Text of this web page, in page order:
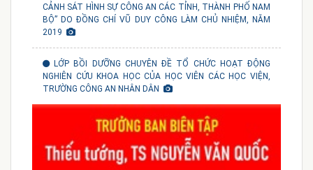
CẢNH SÁT HÌNH SỰ CÔNG AN CÁC TỈNH, THÀNH PHỐ NAM
BỘ” DO ĐỒNG CHÍ VŨ DUY CÔNG LÀM CHỦ NHIỆM, NĂM
2019
LỚP BỒI DƯỠNG CHUYÊN ĐỀ TỔ CHỨC HOẠT ĐỘNG
NGHIÊN CỨU KHOA HỌC CỦA HỌC VIÊN CÁC HỌC VIỆN,
TRƯỜNG CÔNG AN NHÂN DÂN